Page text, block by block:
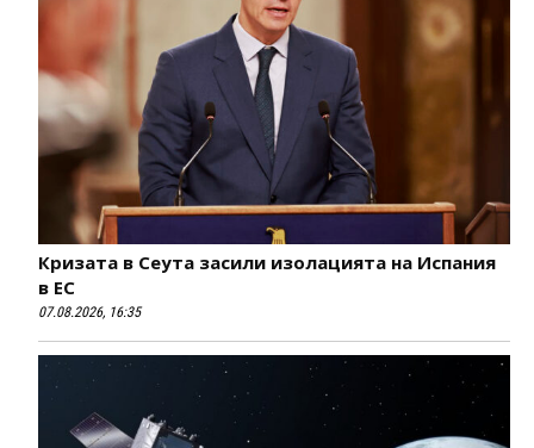
Кризата в Сеута засили изолацията на Испания
в ЕС
07.08.2026, 16:35